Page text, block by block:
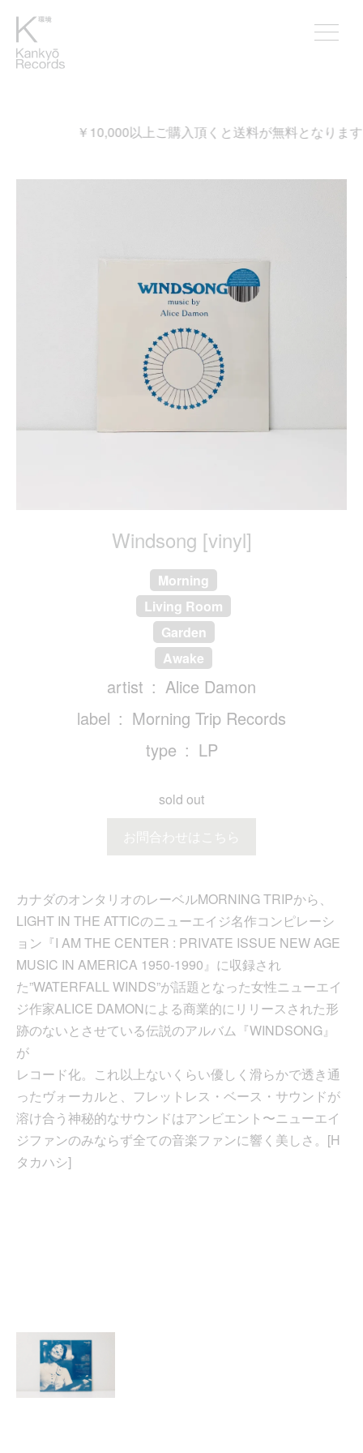
￥10,000以上ご購入頂くと送料が無料となります。
Windsong [vinyl]
Morning
Living Room
Garden
Awake
artist
Alice Damon
label
Morning Trip Records
type
LP
sold out
お問合わせはこちら
カナダのオンタリオのレーベルMORNING TRIPから、
LIGHT IN THE ATTICのニューエイジ名作コンピレーシ
ョン『I AM THE CENTER : PRIVATE ISSUE NEW AGE
MUSIC IN AMERICA 1950-1990』に収録され
た”WATERFALL WINDS”が話題となった女性ニューエイ
ジ作家ALICE DAMONによる商業的にリリースされた形
跡のないとさせている伝説のアルバム『WINDSONG』
が
レコード化。これ以上ないくらい優しく滑らかで透き通
ったヴォーカルと、フレットレス・ベース・サウンドが
溶け合う神秘的なサウンドはアンビエント〜ニューエイ
ジファンのみならず全ての音楽ファンに響く美しさ。[H
タカハシ]